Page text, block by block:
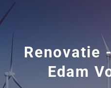
Renovatie
Edam